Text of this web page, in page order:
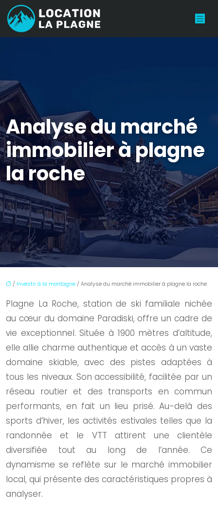
Analyse du marché
immobilier à plagne
la roche
/ Investir à la montagne / Analyse du marché immobilier à plagne la roche
Plagne La Roche, station de ski familiale nichée
au cœur du domaine Paradiski, offre un cadre de
vie exceptionnel. Située à 1900 mètres d’altitude,
elle allie charme authentique et accès à un vaste
domaine skiable, avec des pistes adaptées à
tous les niveaux. Son accessibilité, facilitée par un
réseau routier et des transports en commun
performants, en fait un lieu prisé. Au-delà des
sports d’hiver, les activités estivales telles que la
randonnée et le VTT attirent une clientèle
diversifiée tout au long de l’année. Ce
dynamisme se reflète sur le marché immobilier
local, qui présente des caractéristiques propres à
analyser.